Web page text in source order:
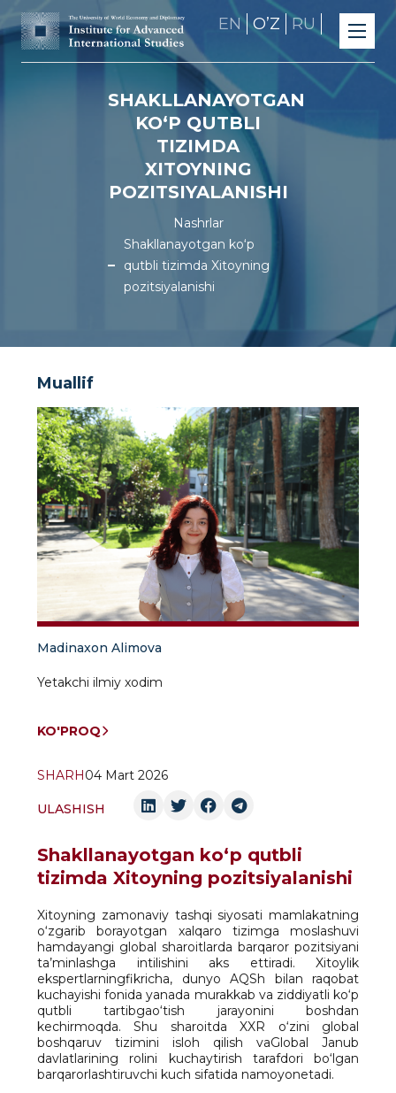
EN OʼZ RU
SHAKLLANAYOTGAN
KO‘P QUTBLI
TIZIMDA
XITOYNING
POZITSIYALANISHI
Nashrlar
Shakllanayotgan ko‘p
qutbli tizimda Xitoyning
pozitsiyalanishi
Muallif
Madinaxon Alimova
Yetakchi ilmiy xodim
KO'PROQ
SHARH04 Mart 2026
ULASHISH
Shakllanayotgan ko‘p qutbli
tizimda Xitoyning pozitsiyalanishi
Xitoyning zamonaviy tashqi siyosati mamlakatning
o‘zgarib borayotgan xalqaro tizimga moslashuvi
hamdayangi global sharoitlarda barqaror pozitsiyani
ta’minlashga intilishini aks ettiradi. Xitoylik
ekspertlarningfikricha, dunyo AQSh bilan raqobat
kuchayishi fonida yanada murakkab va ziddiyatli ko‘p
qutbli tartibgao‘tish jarayonini boshdan
kechirmoqda. Shu sharoitda XXR o‘zini global
boshqaruv tizimini isloh qilish vaGlobal Janub
davlatlarining rolini kuchaytirish tarafdori bo‘lgan
barqarorlashtiruvchi kuch sifatida namoyonetadi.